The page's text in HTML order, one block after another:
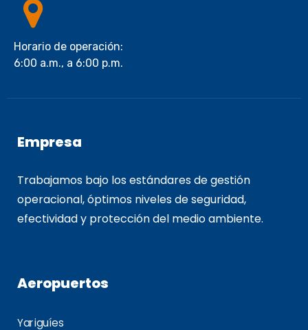
Horario de operación:
6:00 a.m., a 6:00 p.m.
Empresa
Trabajamos bajo los estándares de gestión
operacional, óptimos niveles de seguridad,
efectividad y protección del medio ambiente.
Aeropuertos
Yariguíes